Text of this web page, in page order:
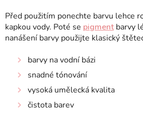
Před použitím ponechte barvu lehce
kapkou vody. Poté se pigmentbarvy
nanášení barvy použijte klasický
barvy na vodní bázi
snadné tónování
vysoká umělecká kvalita
čistota barev